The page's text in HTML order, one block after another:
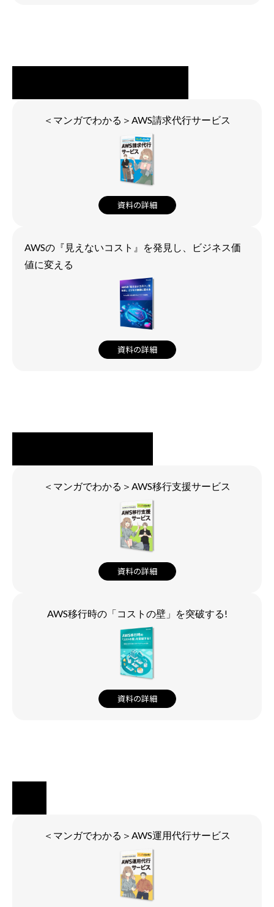
＜マンガでわかる＞AWS請求代行サービス
資料の詳細
AWSの『見えないコスト』を発見し、ビジネス価
値に変える
資料の詳細
＜マンガでわかる＞AWS移行支援サービス
資料の詳細
AWS移行時の「コストの壁」を突破する!
資料の詳細
＜マンガでわかる＞AWS運用代行サービス